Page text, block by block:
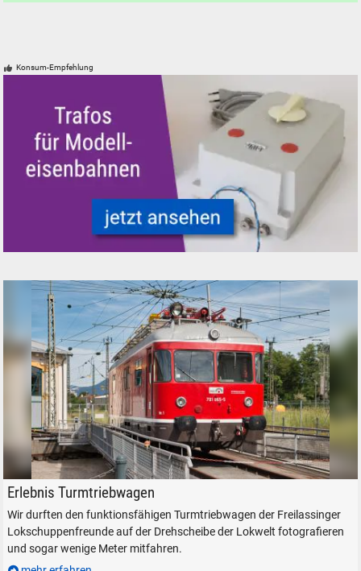
Konsum-Empfehlung
Turmtriebwagen TVT DB 701 065 der Lokschuppen-Freunde Freilassing
Erlebnis Turmtriebwagen
Wir durften den funktionsfähigen Turmtriebwagen der Freilassinger
Lokschuppenfreunde auf der Drehscheibe der Lokwelt fotografieren
und sogar wenige Meter mitfahren.